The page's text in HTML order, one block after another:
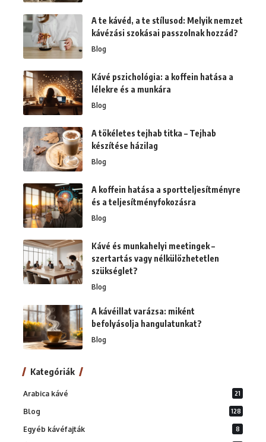
A te kávéd, a te stílusod: Melyik nemzet
kávézási szokásai passzolnak hozzád?
Blog
Kávé pszichológia: a koffein hatása a
lélekre és a munkára
Blog
A tökéletes tejhab titka – Tejhab
készítése házilag
Blog
A koffein hatása a sportteljesítményre
és a teljesítményfokozásra
Blog
Kávé és munkahelyi meetingek –
szertartás vagy nélkülözhetetlen
szükséglet?
Blog
A kávéillat varázsa: miként
befolyásolja hangulatunkat?
Blog
Kategóriák
Arabica kávé 21
Blog 128
Egyéb kávéfajták 8